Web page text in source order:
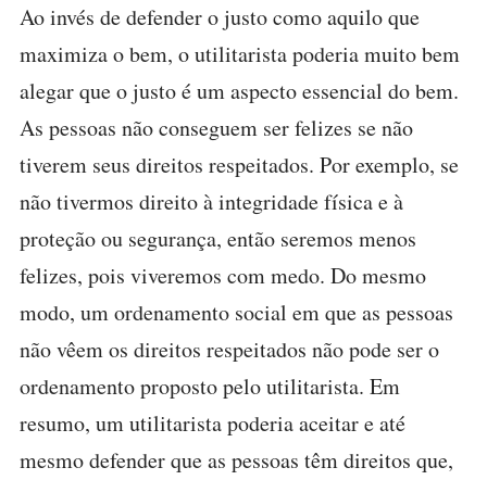
Ao invés de defender o justo como aquilo que
maximiza o bem, o utilitarista poderia muito bem
alegar que o justo é um aspecto essencial do bem.
As pessoas não conseguem ser felizes se não
tiverem seus direitos respeitados. Por exemplo, se
não tivermos direito à integridade física e à
proteção ou segurança, então seremos menos
felizes, pois viveremos com medo. Do mesmo
modo, um ordenamento social em que as pessoas
não vêem os direitos respeitados não pode ser o
ordenamento proposto pelo utilitarista. Em
resumo, um utilitarista poderia aceitar e até
mesmo defender que as pessoas têm direitos que,